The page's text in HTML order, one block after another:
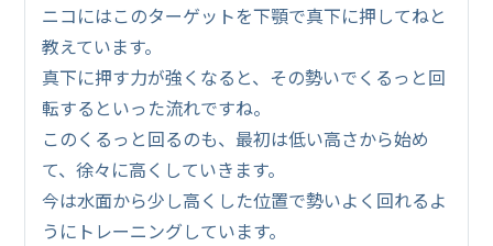
ニコにはこのターゲットを下顎で真下に押してねと
教えています。
真下に押す力が強くなると、その勢いでくるっと回
転するといった流れですね。
このくるっと回るのも、最初は低い高さから始め
て、徐々に高くしていきます。
今は水面から少し高くした位置で勢いよく回れるよ
うにトレーニングしています。